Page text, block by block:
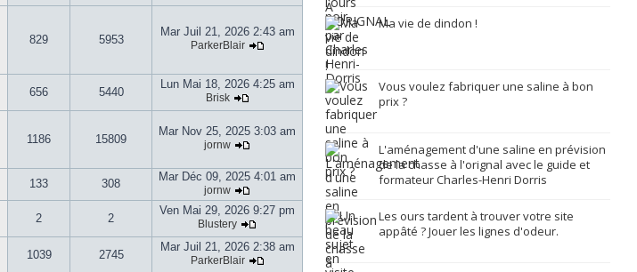
829 5953
Mar Juil 21, 2026 2:43 am
ParkerBlair
656 5440
Lun Mai 18, 2026 4:25 am
Brisk
1186 15809
Mar Nov 25, 2025 3:03 am
jornw
133 308
Mar Déc 09, 2025 4:01 am
jornw
2 2
Ven Mai 29, 2026 9:27 pm
Blustery
1039 2745
Mar Juil 21, 2026 2:38 am
ParkerBlair
Ma vie de dindon !
Vous voulez fabriquer une saline à bon
prix ?
L'aménagement d'une saline en prévision
de la chasse à l'orignal avec le guide et
formateur Charles-Henri Dorris
Les ours tardent à trouver votre site
appâté ? Jouer les lignes d'odeur.